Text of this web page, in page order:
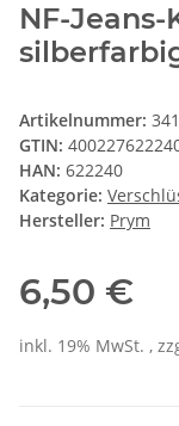
NF-
Artikelnummer:
GTIN:
HAN: 622240
Kategorie:
Hersteller: Prym
6,50 €
inkl. 19% MwSt. ,